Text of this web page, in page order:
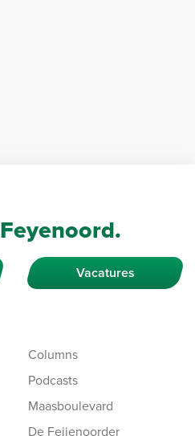
Feyenoord.
Vacatures
Columns
Podcasts
Maasboulevard
De Feijenoorder